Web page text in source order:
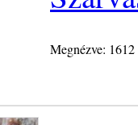
Megnézve: